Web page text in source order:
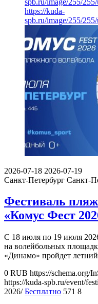
https://kuda-
spb.ru/image/255/
2026-07-18 2026-07-19
Санкт-Петербург Санкт-
Фестиваль
«Комус Фест
С 18 июля по 19 июля
на волейбольных
«Динамо» пройдет
0 RUB https://schema.org/
https://kuda-spb.ru/event/
2026/ Бесплатно 571 8